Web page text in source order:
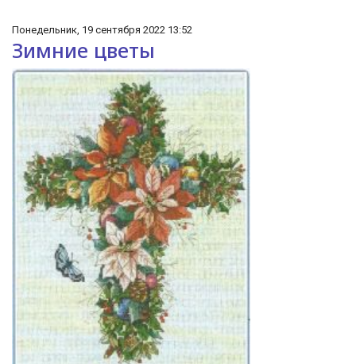
Понедельник, 19 сентября 2022 13:52
Зимние цветы